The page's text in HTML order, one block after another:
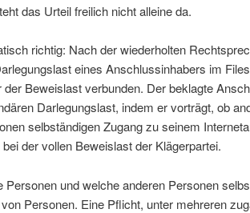
das Urteil freilich nicht alleine da.
richtig: Nach der wiederholten
eines Anschlussinhabers im
Beweislast verbunden. Der beklagte
Darlegungslast, indem er vorträgt, ob
selbständigen Zugang zu seinem
der vollen Beweislast der Klägerpartei.
und welche anderen Personen
Personen. Eine Pflicht, unter mehreren